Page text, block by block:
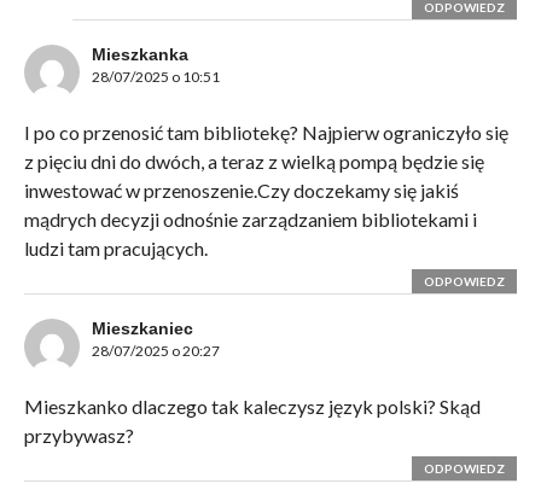
ODPOWIEDZ
Mieszkanka
28/07/2025 o 10:51
I po co przenosić tam bibliotekę? Najpierw ograniczyło się
z pięciu dni do dwóch, a teraz z wielką pompą będzie się
inwestować w przenoszenie.Czy doczekamy się jakiś
mądrych decyzji odnośnie zarządzaniem bibliotekami i
ludzi tam pracujących.
ODPOWIEDZ
Mieszkaniec
28/07/2025 o 20:27
Mieszkanko dlaczego tak kaleczysz język polski? Skąd
przybywasz?
ODPOWIEDZ